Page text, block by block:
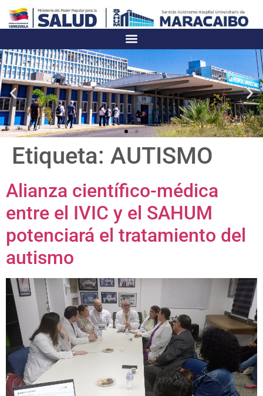
Etiqueta: AUTISMO
Alianza científico-médica
entre el IVIC y el SAHUM
potenciará el tratamiento del
autismo